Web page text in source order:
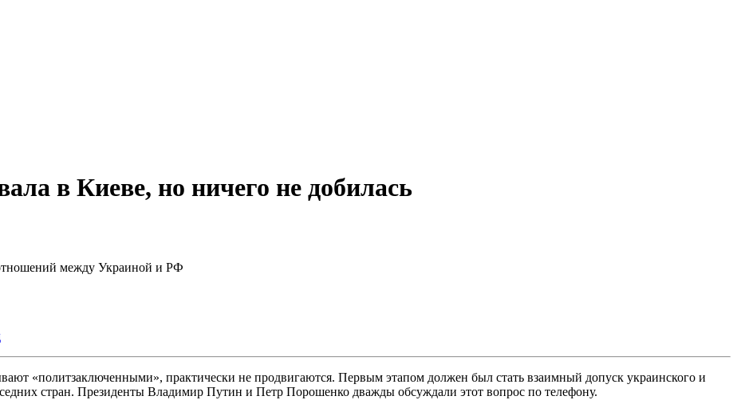
в Киеве, но ничего не добилась
между Украиной и РФ
«политзаключенными», практически не продвигаются. Первым этапом должен был стать взаимный допуск украинского и
стран. Президенты Владимир Путин и Петр Порошенко дважды обсуждали этот вопрос по телефону.